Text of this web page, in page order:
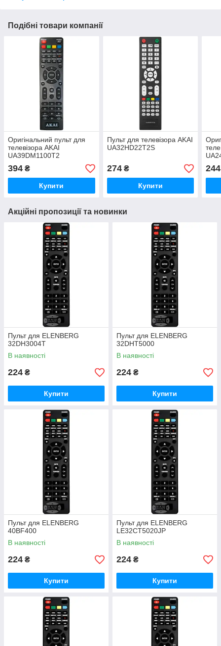
Подібні товари компанії
Оригінальний пульт для
телевізора AKAI
UA39DM1100T2
394 ₴
Купити
Пульт для телевізора AKAI
UA32HD22T2S
274₴
Купити
244
Акційні пропозиції та новинки
Пульт для ELENBERG
32DH3004T
В наявності
224 ₴
Купити
Пульт для ELENBERG
32DHT5000
В наявності
224 ₴
Купити
Пульт для ELENBERG
40BF400
В наявності
224 ₴
Купити
Пульт для ELENBERG
LE32CT5020JP
В наявності
224 ₴
Купити